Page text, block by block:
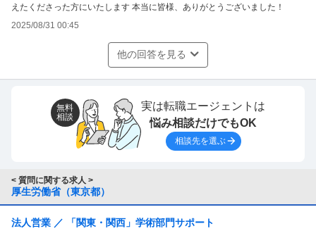
えたくださった方にいたします 本当に皆様、ありがとうございました！
2025/08/31 00:45
他の回答を見る
無料
相談
実は転職エージェントは
悩み相談だけでもOK
相談先を選ぶ
< 質問に関する求人 >
厚生労働省（東京都）
法人営業 ／ 「関東・関西」学術部門サポート